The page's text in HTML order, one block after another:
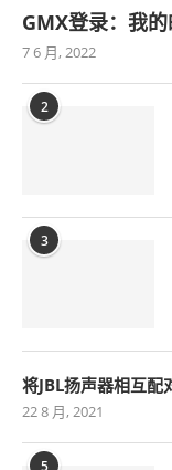
GMX登录：我
7 6 月, 2022
2
3
将JBL扬声器相互配
22 8 月, 2021
5